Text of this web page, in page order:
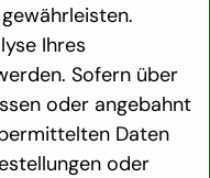
Ihres
Sofern über
oder angebahnt
Daten
oder